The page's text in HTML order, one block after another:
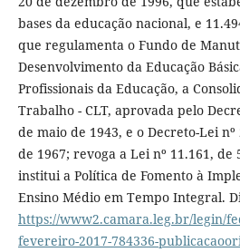
bases da educação nacional, e
que regulamenta o Fundo de
Desenvolvimento da Educação
Profissionais da Educação, a
Trabalho - CLT, aprovada pelo
de maio de 1943, e o Decreto-Lei
de 1967; revoga a Lei nº 11.161, de
institui a Política de Fomento à
Ensino Médio em Tempo Integral.
https://www2.camara.leg.br/legin/
fevereiro-2017-784336-